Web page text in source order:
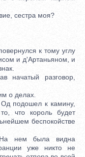
сестра моя?
к тому углу
и д'Артаньяном, и
разговор,
о делах.
подошел к камину,
что король будет
беспокойстве
нем была видна
уже никто не